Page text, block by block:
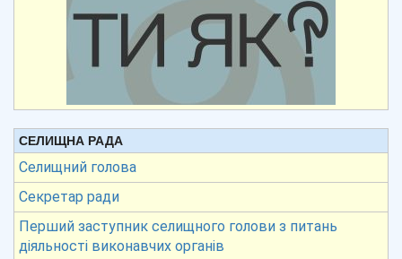
СЕЛИЩНА РАДА
Селищний голова
Секретар ради
Перший заступник селищного голови з питань
діяльності виконавчих органів